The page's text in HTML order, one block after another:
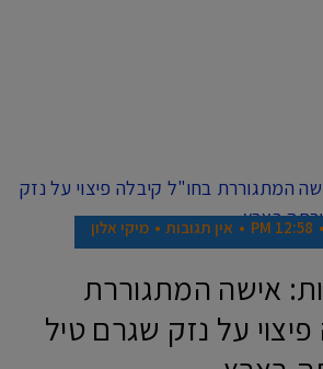
12:58 PM אין תגובות מיקי אלון
אישה המתגוררת
על נזק שגרם טיל